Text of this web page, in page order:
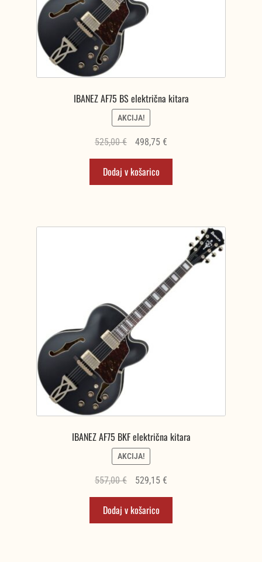
IBANEZ AF75 BS električna kitara
AKCIJA!
525,00€
Izvirna
cena
je
bila:
498,75 €Trenutna
cena
498,75 €.
Dodaj v košarico
IBANEZ AF75 BKF električna kitara
AKCIJA!
557,00€
Izvirna
cena
je
bila:
529,15 €Trenutna
cena
529,15 €.
Dodaj v košarico